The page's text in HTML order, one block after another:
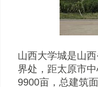
山西大学城是山
界处，距太原市
9900亩，总建筑